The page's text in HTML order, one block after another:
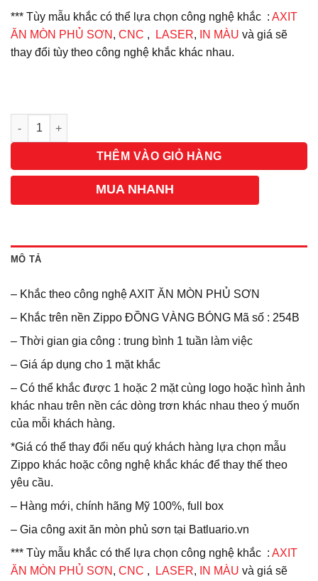
*** Tùy mẫu khắc có thể lựa chọn công nghệ khắc : AXIT
ĂN MÒN PHỦ SƠN , CNC , LASER, IN MÀU và giá sẽ
thay đổi tùy theo công nghệ khắc khác nhau.
Số lượng
THÊM VÀO GIỎ HÀNG
MUA NHANH
MÔ TẢ
– Khắc theo công nghệ AXIT ĂN MÒN PHỦ SƠN
– Khắc trên nền Zippo ĐỒNG VÀNG BÓNG Mã số : 254B
– Thời gian gia công : trung bình 1 tuần làm việc
– Giá áp dụng cho 1 mặt khắc
– Có thể khắc được 1 hoặc 2 mặt cùng logo hoặc hình ảnh
khác nhau trên nền các dòng trơn khác nhau theo ý muốn
của mỗi khách hàng.
*Giá có thể thay đổi nếu quý khách hàng lựa chọn mẫu
Zippo khác hoặc công nghệ khắc khác để thay thế theo
yêu cầu.
– Hàng mới, chính hãng Mỹ 100%, full box
– Gia công axit ăn mòn phủ sơn tại Batluario.vn
*** Tùy mẫu khắc có thể lựa chọn công nghệ khắc : AXIT
ĂN MÒN PHỦ SƠN , CNC , LASER, IN MÀU và giá sẽ